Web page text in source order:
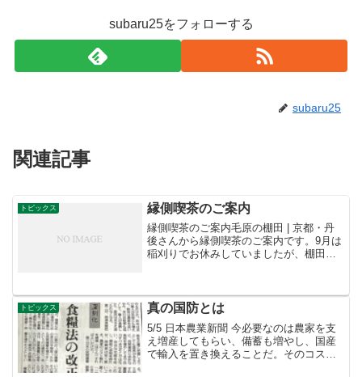
subaru25をフォローする
subaru25
関連記事
トピックス 縁側喫茶のご案内
縁側喫茶のご案内毛原の棚田 | 京都・丹
後さんから縁側喫茶のご案内です。9月は
稲刈りでお休みしていましたが、棚田の
(日)と16日(日)の10時～16時、集落の真ん
中に...
トピックス 真の国防とは
5/5 日本農業新聞 今必要なのは農家を支
え増産してもらい、備蓄も増やし、国産
で輸入を置き換えることだ。そのコスト